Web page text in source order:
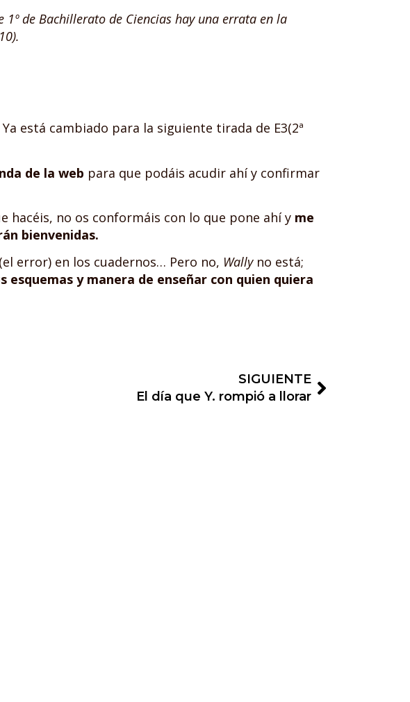
de Bachillerato de Ciencias hay una errata en la
Ya está cambiado para la siguiente tirada de E3(2ª
de la web para que podáis acudir ahí y confirmar
hacéis, no os conformáis con lo que pone ahí y me
bienvenidas.
error) en los cuadernos… Pero no, Wallyno está;
y manera de enseñar con quien quiera
SIGUIENTE
El día que Y. rompió a llorar